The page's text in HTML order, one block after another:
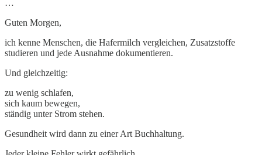
…
Guten Morgen,
ich kenne Menschen, die Hafermilch vergleichen, Zusatzstoffe
studieren und jede Ausnahme dokumentieren.
Und gleichzeitig:
zu wenig schlafen,
sich kaum bewegen,
ständig unter Strom stehen.
Gesundheit wird dann zu einer Art Buchhaltung.